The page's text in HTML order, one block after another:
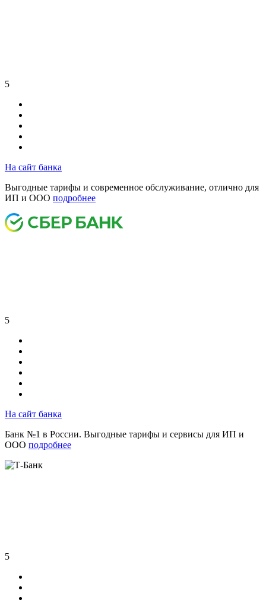
5
На сайт банка
Выгодные тарифы и современное обслуживание, отлично для
ИП и ООО подробнее
5
На сайт банка
Банк №1 в России. Выгодные тарифы и сервисы для ИП и
ООО подробнее
5